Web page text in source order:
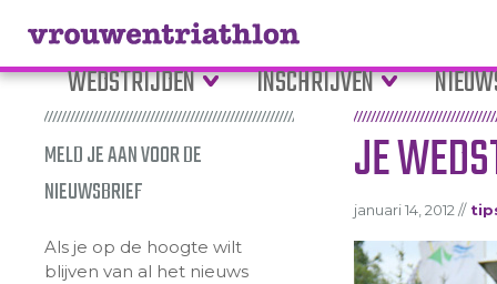
WEDSTRIJDEN INSCHRIJVEN
MELD JE AAN VOOR DE
NIEUWSBRIEF
Als je op de hoogte wilt
blijven van al het nieuws
JE
januari 14, 2012 //